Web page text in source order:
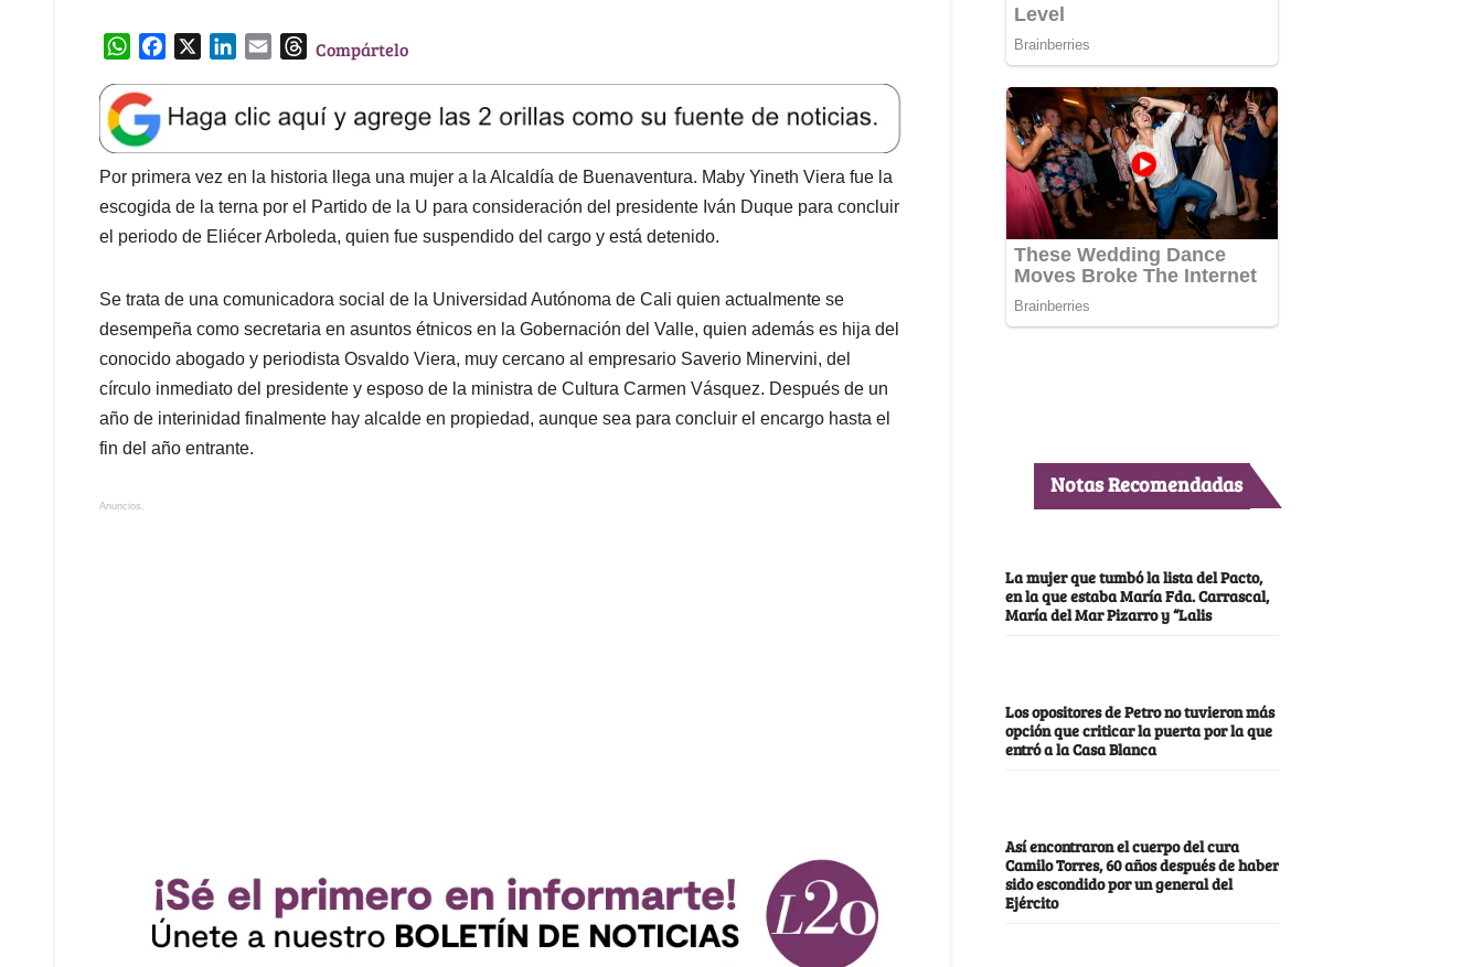
W
a
t
s
A
p
p
e
b
o
o
k
k
e
d
I
n
l
T
e
a
d
s
Compártelo
Por primera vez en la historia llega una mujer a la Alcaldía de Buenaventura. Maby Yineth Viera fue la
escogida de la terna por el Partido de la U para consideración del presidente Iván Duque para concluir
el periodo de Eliécer Arboleda, quien fue suspendido del cargo y está detenido.
Se trata de una comunicadora social de la Universidad Autónoma de Cali quien actualmente se
desempeña como secretaria en asuntos étnicos en la Gobernación del Valle, quien además es hija del
conocido abogado y periodista Osvaldo Viera, muy cercano al empresario Saverio Minervini, del
círculo inmediato del presidente y esposo de la ministra de Cultura Carmen Vásquez. Después de un
año de interinidad finalmente hay alcalde en propiedad, aunque sea para concluir el encargo hasta el
fin del año entrante.
Anuncios.
Notas Recomendadas
La mujer que tumbó la lista del Pacto,
en la que estaba María Fda. Carrascal,
María del Mar Pizarro y “Lalis
Los opositores de Petro no tuvieron más
opción que criticar la puerta por la que
entró a la Casa Blanca
Así encontraron el cuerpo del cura
Camilo Torres, 60 años después de haber
sido escondido por un general del
Ejército